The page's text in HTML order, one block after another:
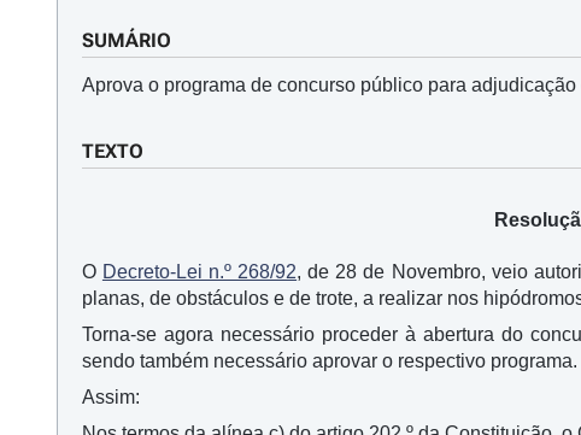
SUMÁRIO
Aprova o programa de concurso público para
TEXTO
O Decreto-Lei n.º 268/92, de 28 de Novembro, veio
planas, de obstáculos e de trote, a realizar nos
Torna-se agora necessário proceder à abertura do
sendo também necessário aprovar o respectivo programa.
Assim: